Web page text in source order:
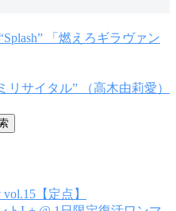
「燃えろギラヴァン
サイタル” （高木由莉愛）
【定点】